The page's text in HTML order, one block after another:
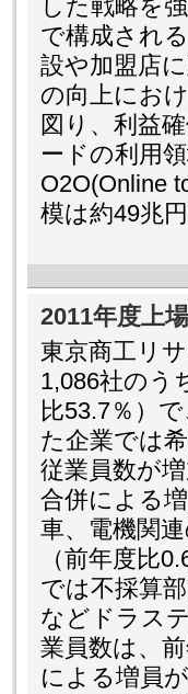
した戦略を
で構成され
設や加盟店
の向上にお
図り、利益
ードの利用
O2O(Online
模は約49兆
2011年度上
東京商工リ
1,086社のう
比53.7％）
た企業では
従業員数が
合併による
車、電機関
（前年度比
では不採算
などドラス
業員数は、
による増員